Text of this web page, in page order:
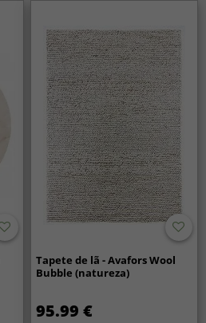
Tapete de lã - Avafors Wool
Bubble (natureza)
95.99 €